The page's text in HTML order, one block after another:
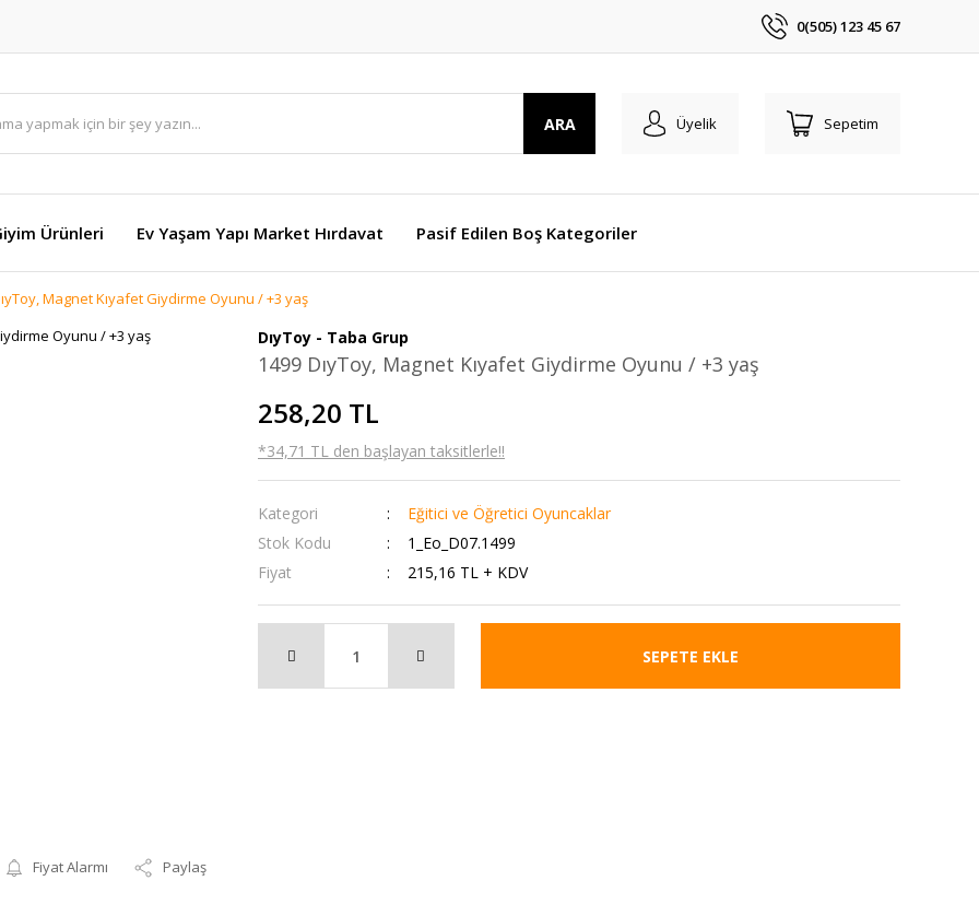
0(505) 123 45 67
ARA Üyelik Sepetim
Ürünleri Ev Yaşam Yapı Market Hırdavat Pasif Edilen Boş Kategoriler
Magnet Kıyafet Giydirme Oyunu / +3 yaş
Fiyat Alarmı Paylaş
DıyToy - Taba Grup
1499 DıyToy, Magnet Kıyafet Giydirme Oyunu / +3 yaş
258,20 TL
*34,71 TL den başlayan taksitlerle!!
Kategori
Eğitici ve Öğretici Oyuncaklar
Stok Kodu
1_Eo_D07.1499
Fiyat
215,16 TL + KDV
SEPETE EKLE